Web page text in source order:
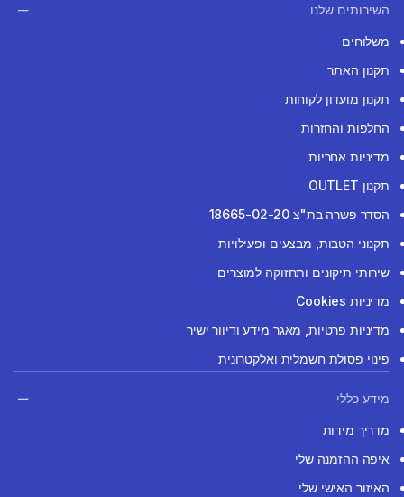
השירותים שלנו
משלוחים
תקנון האתר
תקנון מועדון לקוחות
החלפות והחזרות
מדיניות אחריות
תקנון OUTLET
הסדר פשרה בת"צ 18665-02-20
תקנוני הטבות, מבצעים ופעילויות
שירותי תיקונים ותחזוקה למוצרים
מדיניות Cookies
מדיניות פרטיות, מאגר מידע ודיוור ישיר
פינוי פסולת חשמלית ואלקטרונית
מידע כללי
מדריך מידות
איפה ההזמנה שלי
האיזור האישי שלי